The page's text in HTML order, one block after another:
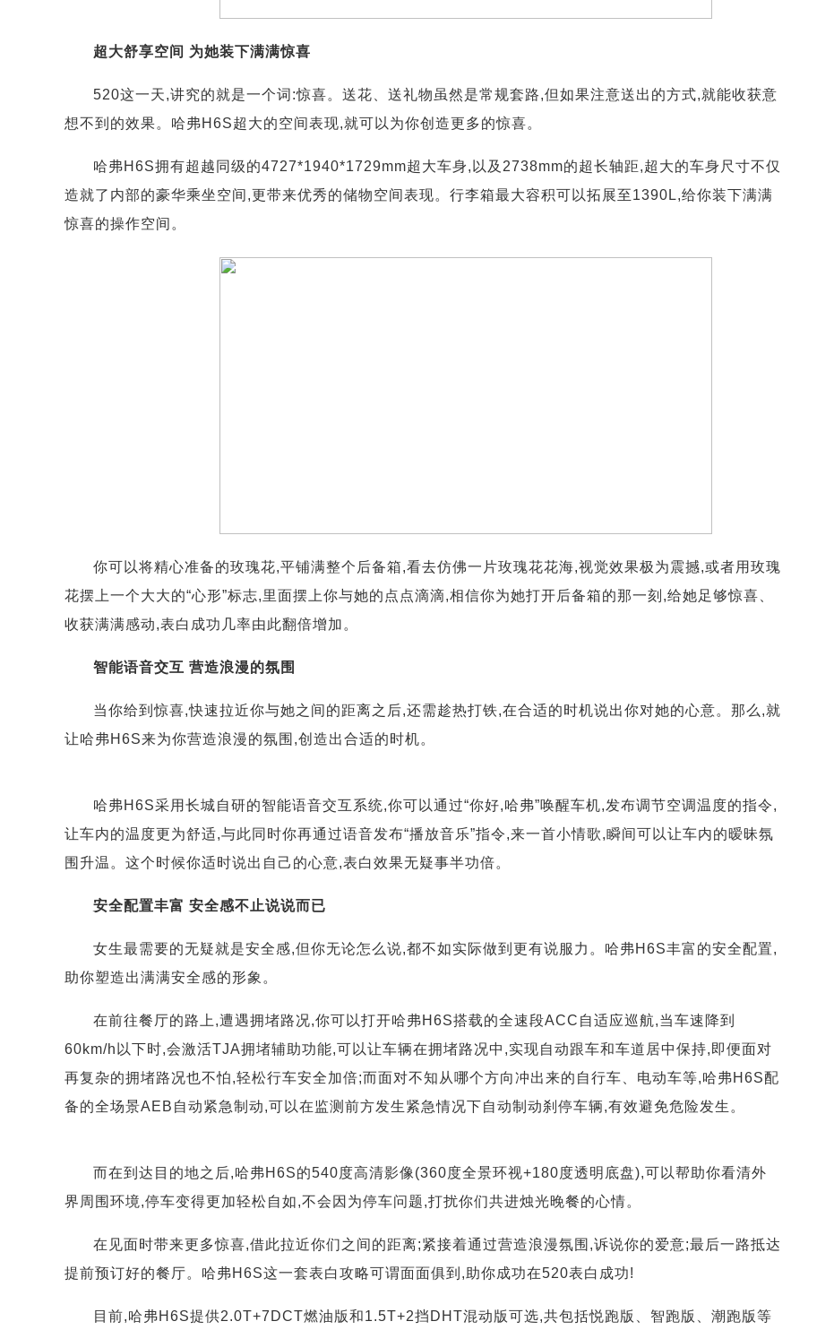
超大舒享空间 为她装下满满惊喜
520这一天,讲究的就是一个词:惊喜。送花、送礼物虽然是常规套路,但如果注意送出的方式,就能收获意
想不到的效果。哈弗H6S超大的空间表现,就可以为你创造更多的惊喜。
哈弗H6S拥有超越同级的4727*1940*1729mm超大车身,以及2738mm的超长轴距,超大的车身尺寸不仅
造就了内部的豪华乘坐空间,更带来优秀的储物空间表现。行李箱最大容积可以拓展至1390L,给你装下满满
惊喜的操作空间。
你可以将精心准备的玫瑰花,平铺满整个后备箱,看去仿佛一片玫瑰花花海,视觉效果极为震撼,或者用玫瑰
花摆上一个大大的“心形”标志,里面摆上你与她的点点滴滴,相信你为她打开后备箱的那一刻,给她足够惊喜、
收获满满感动,表白成功几率由此翻倍增加。
智能语音交互 营造浪漫的氛围
当你给到惊喜,快速拉近你与她之间的距离之后,还需趁热打铁,在合适的时机说出你对她的心意。那么,就
让哈弗H6S来为你营造浪漫的氛围,创造出合适的时机。
哈弗H6S采用长城自研的智能语音交互系统,你可以通过“你好,哈弗”唤醒车机,发布调节空调温度的指令,
让车内的温度更为舒适,与此同时你再通过语音发布“播放音乐”指令,来一首小情歌,瞬间可以让车内的暧昧氛
围升温。这个时候你适时说出自己的心意,表白效果无疑事半功倍。
安全配置丰富 安全感不止说说而已
女生最需要的无疑就是安全感,但你无论怎么说,都不如实际做到更有说服力。哈弗H6S丰富的安全配置,
助你塑造出满满安全感的形象。
在前往餐厅的路上,遭遇拥堵路况,你可以打开哈弗H6S搭载的全速段ACC自适应巡航,当车速降到
60km/h以下时,会激活TJA拥堵辅助功能,可以让车辆在拥堵路况中,实现自动跟车和车道居中保持,即便面对
再复杂的拥堵路况也不怕,轻松行车安全加倍;而面对不知从哪个方向冲出来的自行车、电动车等,哈弗H6S配
备的全场景AEB自动紧急制动,可以在监测前方发生紧急情况下自动制动刹停车辆,有效避免危险发生。
而在到达目的地之后,哈弗H6S的540度高清影像(360度全景环视+180度透明底盘),可以帮助你看清外
界周围环境,停车变得更加轻松自如,不会因为停车问题,打扰你们共进烛光晚餐的心情。
在见面时带来更多惊喜,借此拉近你们之间的距离;紧接着通过营造浪漫氛围,诉说你的爱意;最后一路抵达
提前预订好的餐厅。哈弗H6S这一套表白攻略可谓面面俱到,助你成功在520表白成功!
目前,哈弗H6S提供2.0T+7DCT燃油版和1.5T+2挡DHT混动版可选,共包括悦跑版、智跑版、潮跑版等